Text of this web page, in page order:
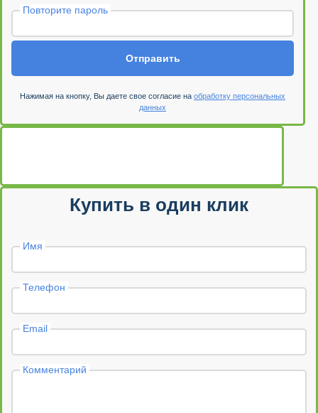
Повторите пароль
Отправить
Нажимая на кнопку, Вы даете свое согласие на обработку персональных
данных
Купить в один клик
Имя
Телефон
Email
Комментарий